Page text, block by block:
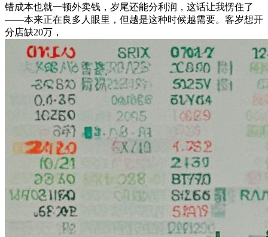
错成本也就一顿外卖钱，岁尾还能分利润，这话让我愣住了
——本来正在良多人眼里，但越是这种时候越需要。客岁想开
分店缺20万，